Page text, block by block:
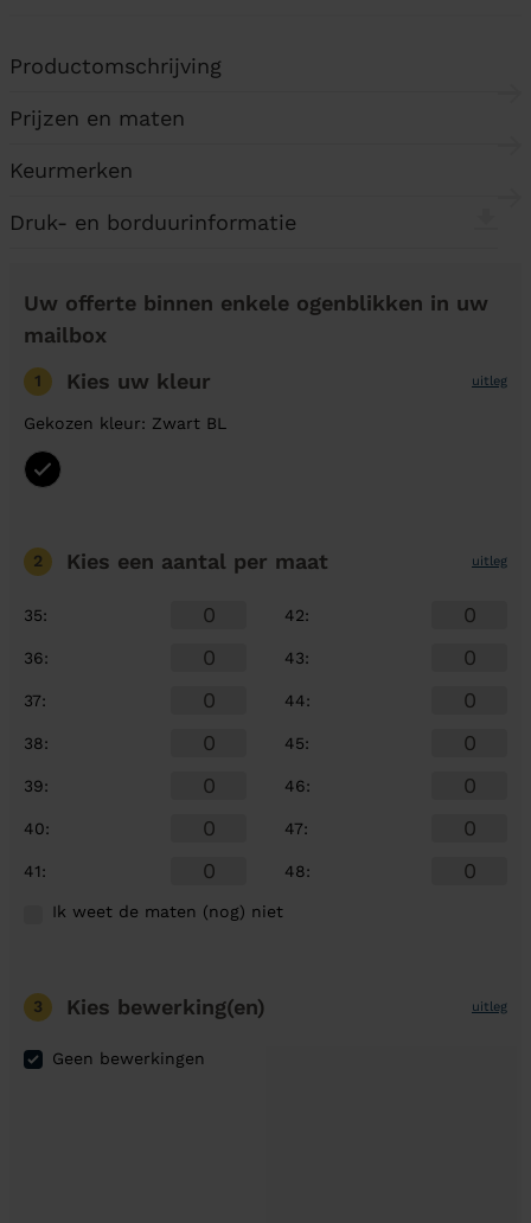
Productomschrijving
Prijzen en maten
Keurmerken
Druk- en borduurinformatie
Uw offerte binnen enkele ogenblikken in uw
mailbox
1 Kies uw kleur uitleg
Gekozen kleur: Zwart BL
2 Kies een aantal per maat uitleg
35:
36:
37:
38:
39:
40:
41:
42:
43:
44:
45:
46:
47:
48:
Ik weet de maten (nog) niet
3 Kies bewerking(en) uitleg
Geen bewerkingen